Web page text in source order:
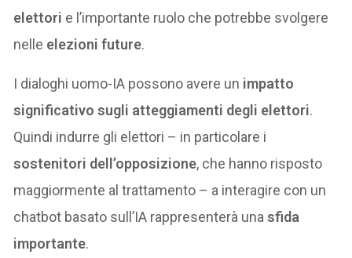
elettori e l’importante ruolo che potrebbe svolgere
nelle elezioni future.
I dialoghi uomo-IA possono avere un impatto
significativo sugli atteggiamenti degli elettori.
Quindi indurre gli elettori – in particolare i
sostenitori dell’opposizione, che hanno risposto
maggiormente al trattamento – a interagire con un
chatbot basato sull’IA rappresenterà unasfida
importante.